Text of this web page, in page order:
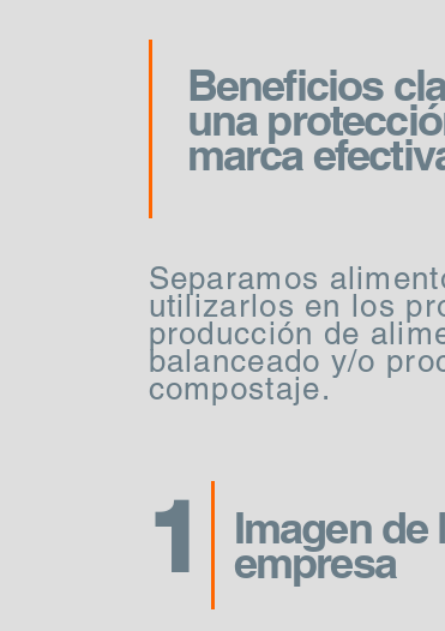
Beneficios
una
marca
Separamos
utilizarlos en los
producción de
balanceado y/o
compostaje.
Imagen de
empresa
1